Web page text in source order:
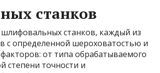
станков
станков, каждый из
с определенной шероховатостью и
от типа обрабатываемого
степени точности и